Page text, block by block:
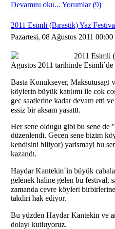
Devamını oku... Yorumlar (9)
2011 Esimli (Bırastik) Yaz
Pazartesi, 08 Ağustos 2011 00:00
2011 Esimli
Agustos 2011 tarihinde Esimli´de
Basta Konuksever, Maksutusagı
köylerin büyük katılımı ile cok
gec saatlerine kadar devam etti
essiz bir aksam yasattı.
Her sene oldugu gibi bu sene de
düzenlendi. Gecen sene bizim
kendisini biliyor) yarismayi bu
kazandı.
Haydar Kantekin´in büyük
gelenek haline gelen bu festival,
zamanda cevre köyleri
takdiri hak ediyor.
Bu yüzden Haydar Kantekin ve
dolayı kutluyoruz.